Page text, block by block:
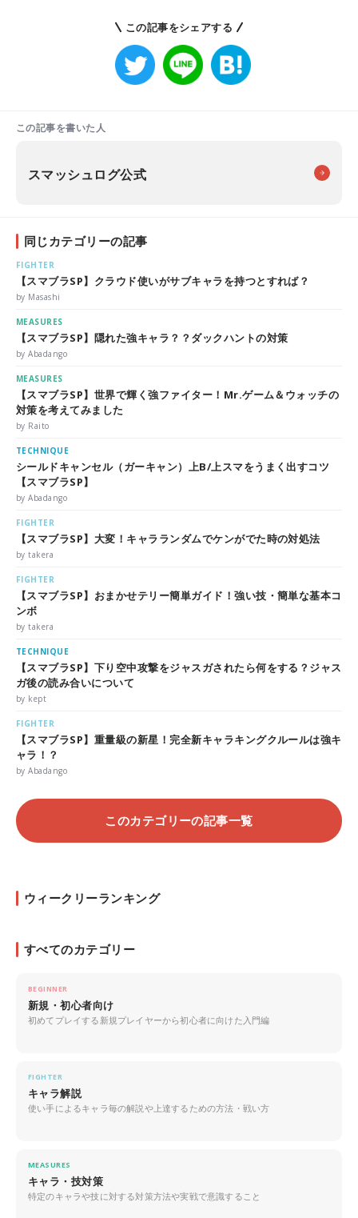
この記事をシェアする
この記事を書いた人
スマッシュログ公式
同じカテゴリーの記事
FIGHTER
【スマブラSP】クラウド使いがサブキャラを持つとすれば？
by Masashi
MEASURES
【スマブラSP】隠れた強キャラ？？ダックハントの対策
by Abadango
MEASURES
【スマブラSP】世界で輝く強ファイター！Mr.ゲーム＆ウォッチの
対策を考えてみました
by Raito
TECHNIQUE
シールドキャンセル（ガーキャン）上B/上スマをうまく出すコツ
【スマブラSP】
by Abadango
FIGHTER
【スマブラSP】大変！キャラランダムでケンがでた時の対処法
by takera
FIGHTER
【スマブラSP】おまかせテリー簡単ガイド！強い技・簡単な基本コ
ンボ
by takera
TECHNIQUE
【スマブラSP】下り空中攻撃をジャスガされたら何をする？ジャス
ガ後の読み合いについて
by kept
FIGHTER
【スマブラSP】重量級の新星！完全新キャラキングクルールは強キ
ャラ！？
by Abadango
このカテゴリーの記事一覧
ウィークリーランキング
すべてのカテゴリー
BEGINNER
新規・初心者向け
初めてプレイする新規プレイヤーから初心者に向けた入門編
FIGHTER
キャラ解説
使い手によるキャラ毎の解説や上達するための方法・戦い方
MEASURES
キャラ・技対策
特定のキャラや技に対する対策方法や実戦で意識すること